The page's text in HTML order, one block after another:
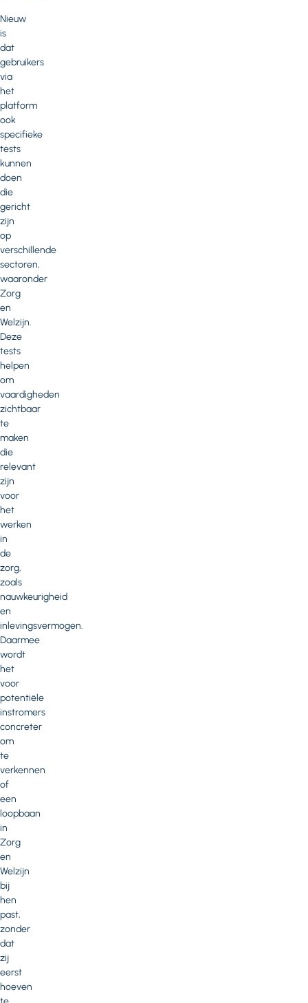
Nieuw
is
dat
gebruikers
via
het
platform
ook
specifieke
tests
kunnen
doen
die
gericht
zijn
op
verschillende
sectoren,
waaronder
Zorg
en
Welzijn.
Deze
tests
helpen
om
vaardigheden
zichtbaar
te
maken
die
relevant
zijn
voor
het
werken
in
de
zorg,
zoals
nauwkeurigheid
en
inlevingsvermogen.
Daarmee
wordt
het
voor
potentiële
instromers
concreter
om
te
verkennen
of
een
loopbaan
in
Zorg
en
Welzijn
bij
hen
past,
zonder
dat
zij
eerst
hoeven